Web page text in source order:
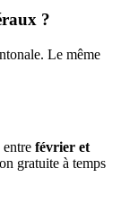
?
Le même
entre février et
gratuite à temps